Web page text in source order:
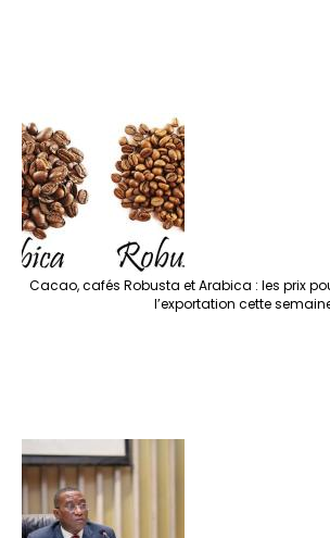
Cacao, cafés Robusta et Arabica : les prix
l’exportation cette